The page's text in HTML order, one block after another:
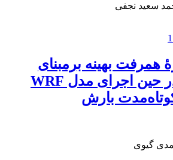
سعید نجفی
بهینه برمبنای
داده‌‌‌های رادار در حین اجرای مدل WRF
بارش
گیوی